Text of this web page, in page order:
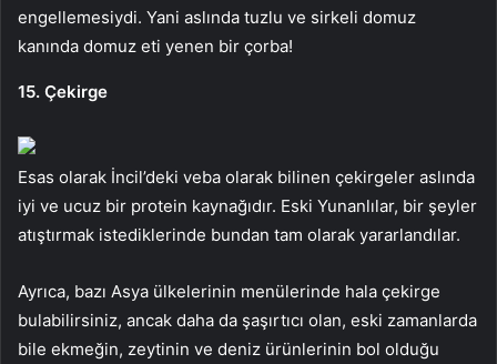
engellemesiydi. Yani aslında tuzlu ve sirkeli domuz
kanında domuz eti yenen bir çorba!
15. Çekirge
Esas olarak İncil’deki veba olarak bilinen çekirgeler aslında
iyi ve ucuz bir protein kaynağıdır. Eski Yunanlılar, bir şeyler
atıştırmak istediklerinde bundan tam olarak yararlandılar.
Ayrıca, bazı Asya ülkelerinin menülerinde hala çekirge
bulabilirsiniz, ancak daha da şaşırtıcı olan, eski zamanlarda
bile ekmeğin, zeytinin ve deniz ürünlerinin bol olduğu